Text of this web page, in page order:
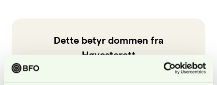
Dette betyr dommen fra
Høyesterett
Slutningen i Høyesterett innebærer at
tilleggene vakt- og fartøystjeneste er å